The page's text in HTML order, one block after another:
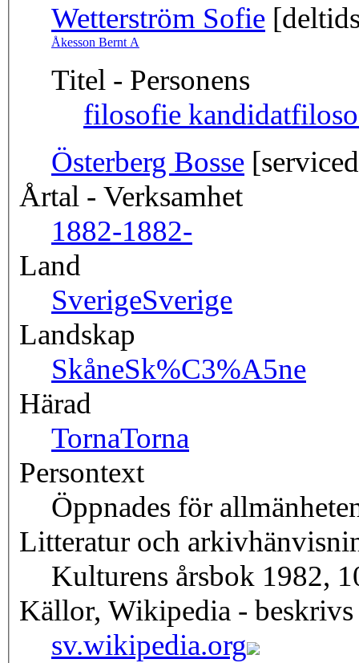
Wetterström Sofie
Åkesson Bernt A
Titel - Personens
filosofie kandidat
Österberg Bosse
Årtal - Verksamhet
1882-1882-
Land
SverigeSverige
Landskap
SkåneSk%C3%A5ne
Härad
TornaTorna
Persontext
Öppnades för
Litteratur och
Kulturens årsbok 1982,
Källor, Wikipedia - beskrivs
sv.wikipedia.org